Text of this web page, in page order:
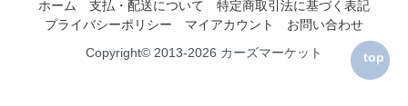
top
ホーム 支払・配送について
特定商取引法に基づく表記
プライバシーポリシー
マイアカウント
お問い合わせ
Copyright© 2013-2026 カーズマーケット